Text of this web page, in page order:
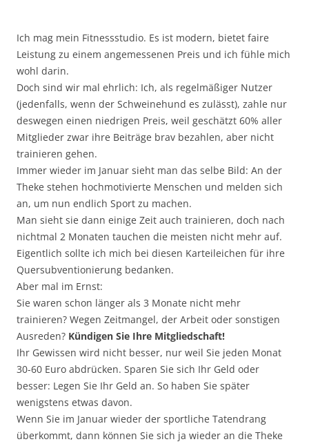
Ich mag mein Fitnessstudio. Es ist modern, bietet faire
Leistung zu einem angemessenen Preis und ich fühle mich
wohl darin.
Doch sind wir mal ehrlich: Ich, als regelmäßiger Nutzer
(jedenfalls, wenn der Schweinehund es zulässt), zahle nur
deswegen einen niedrigen Preis, weil geschätzt 60% aller
Mitglieder zwar ihre Beiträge brav bezahlen, aber nicht
trainieren gehen.
Immer wieder im Januar sieht man das selbe Bild: An der
Theke stehen hochmotivierte Menschen und melden sich
an, um nun endlich Sport zu machen.
Man sieht sie dann einige Zeit auch trainieren, doch nach
nichtmal 2 Monaten tauchen die meisten nicht mehr auf.
Eigentlich sollte ich mich bei diesen Karteileichen für ihre
Quersubventionierung bedanken.
Aber mal im Ernst:
Sie waren schon länger als 3 Monate nicht mehr
trainieren? Wegen Zeitmangel, der Arbeit oder sonstigen
Ausreden? Kündigen Sie Ihre Mitgliedschaft!
Ihr Gewissen wird nicht besser, nur weil Sie jeden Monat
30-60 Euro abdrücken. Sparen Sie sich Ihr Geld oder
besser: Legen Sie Ihr Geld an. So haben Sie später
wenigstens etwas davon.
Wenn Sie im Januar wieder der sportliche Tatendrang
überkommt, dann können Sie sich ja wieder an die Theke